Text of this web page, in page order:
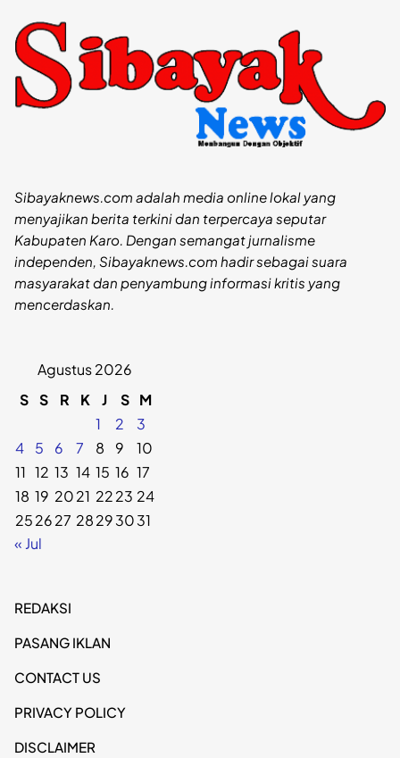
Sibayaknews.com adalah media online lokal yang
menyajikan berita terkini dan terpercaya seputar
Kabupaten Karo. Dengan semangat jurnalisme
independen, Sibayaknews.com hadir sebagai suara
masyarakat dan penyambung informasi kritis yang
mencerdaskan.
Agustus 2026
S S R K J S M
1
2
3
4
5 6 7 8 9
10
11 12 13 14 15 16 17
18 19 2021 2223 24
252627 28293031
« Jul
REDAKSI
PASANG IKLAN
CONTACT US
PRIVACY POLICY
DISCLAIMER